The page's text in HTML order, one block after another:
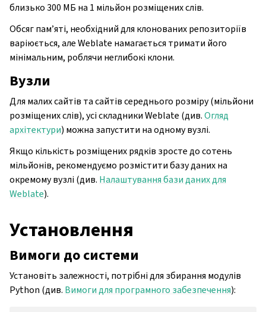
близько 300 МБ на 1 мільйон розміщених слів.
Обсяг пам’яті, необхідний для клонованих репозиторіїв
варіюється, але Weblate намагається тримати його
мінімальним, роблячи неглибокі клони.
Вузли
Для малих сайтів та сайтів середнього розміру (мільйони
розміщених слів), усі складники Weblate (див.Огляд
архітектури) можна запустити на одному вузлі.
Якщо кількість розміщених рядків зросте до сотень
мільйонів, рекомендуємо розмістити базу даних на
окремому вузлі (див. Налаштування бази даних для
Weblate).
Установлення
Вимоги до системи
Установіть залежності, потрібні для збирання модулів
Python (див. Вимоги для програмного забезпечення):